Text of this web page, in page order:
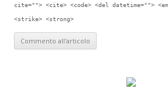
cite=""> <cite> <code> <del datetime="">
<strike> <strong>